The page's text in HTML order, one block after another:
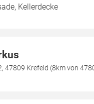
Kellerdecke
47809 Krefeld (8km von